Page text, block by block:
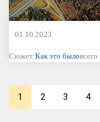
01.10.2023
Сюжет:Как это было
1 2 3 4